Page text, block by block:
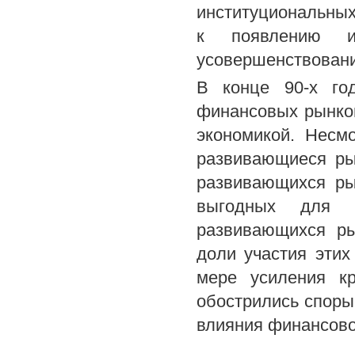
к появлению
В конце 90-х
финансовых
экономикой.
развивающиеся
развивающихся
выгодных для
развивающихся
доли участия
мере усиления
обострились
влияния